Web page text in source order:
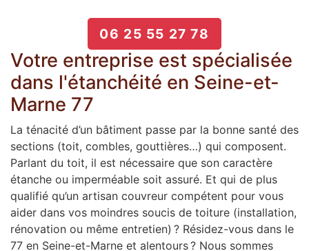
06 25 55 27 78
Votre entreprise est spécialisée
dans l'étanchéité en Seine-et-
Marne 77
La ténacité d’un bâtiment passe par la bonne santé des
sections (toit, combles, gouttières…) qui composent.
Parlant du toit, il est nécessaire que son caractère
étanche ou imperméable soit assuré. Et qui de plus
qualifié qu’un artisan couvreur compétent pour vous
aider dans vos moindres soucis de toiture (installation,
rénovation ou même entretien) ? Résidez-vous dans le
77 en Seine-et-Marne et alentours ? Nous sommes